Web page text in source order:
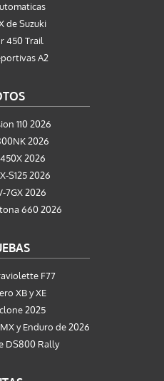
de Suzuki
450 Trail
A2
110 2026
2026
2026
S125 2026
7GX 2026
660 2026
F77
XB y XE
2025
y Enduro de 2026
DS800 Rally